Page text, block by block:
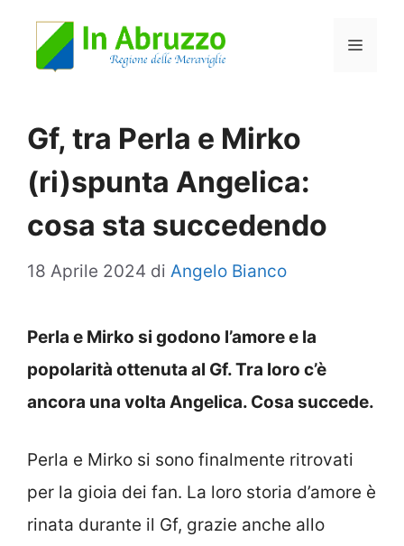
Menu
Gf, tra Perla e Mirko
(ri)spunta Angelica:
cosa sta succedendo
18 Aprile 2024 di Angelo Bianco
Perla e Mirko si godono l’amore e la
popolarità ottenuta al Gf. Tra loro c’è
ancora una volta Angelica. Cosa succede.
Perla e Mirko si sono finalmente ritrovati
per la gioia dei fan. La loro storia d’amore è
rinata durante il Gf, grazie anche allo